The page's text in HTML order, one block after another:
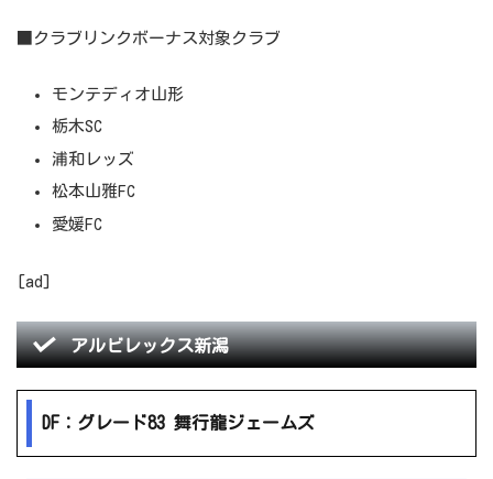
■クラブリンクボーナス対象クラブ
モンテディオ山形
栃木SC
浦和レッズ
松本山雅FC
愛媛FC
[ad]
アルビレックス新潟
DF：グレード83 舞行龍ジェームズ